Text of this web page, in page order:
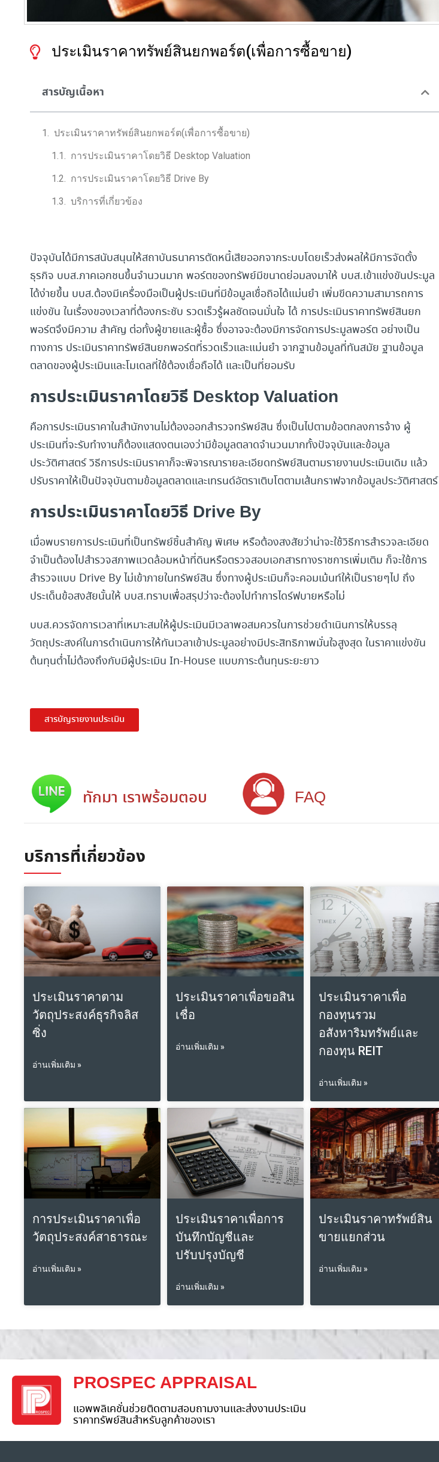
ประเมินราคาทรัพย์สินยกพอร์ต(เพื่อการซื้อขาย)
สารบัญเนื้อหา
ประเมินราคาทรัพย์สินยกพอร์ต(เพื่อการซื้อขาย)
การประเมินราคาโดยวิธี Desktop Valuation
การประเมินราคาโดยวิธี Drive By
บริการที่เกี่ยวข้อง
ปัจจุบันได้มีการสนับสนุนให้สถาบันธนาคารตัดหนี้เสียออกจากระบบโดยเร็วส่งผลให้มีการจัดตั้ง
ธุรกิจ บบส.ภาคเอกชนขึ้นจำนวนมาก พอร์ตของทรัพย์มีขนาดย่อมลงมาให้ บบส.เข้าแข่งขันประมูล
ได้ง่ายขึ้น บบส.ต้องมีเครื่องมือเป็นผู้ประเมินที่มีข้อมูลเชื่อถิอได้แม่นยำ เพิ่มขีดความสามารถการ
แข่งขัน ในเรื่องของเวลาที่ต้องกระชับ รวดเร็วรู้ผลชัดเจนมั่นใจ ได้ การประเมินราคาทรัพย์สินยก
พอร์ตจึงมีความ สำคัญ ต่อทั้งผู้ขายและผู้ซื้อ ซึ่งอาจจะต้องมีการจัดการประมูลพอร์ต อย่างเป็น
ทางการ ประเมินราคาทรัพย์สินยกพอร์ตที่รวดเร็วและแม่นยำ จากฐานข้อมูลที่ทันสมัย ฐานข้อมูล
ตลาดของผู้ประเมินและโมเดลที่ใช้ต้องเชื่อถือได้ และเป็นที่ยอมรับ
การประเมินราคาโดยวิธี Desktop Valuation
คือการประเมินราคาในสำนักงานไม่ต้องออกสำรวจทรัพย์สิน ซึ่งเป็นไปตามข้อตกลงการจ้าง ผู้
ประเมินที่จะรับทำงานก็ต้องแสดงตนเองว่ามีข้อมูลตลาดจำนวนมากทั้งปัจจุบันและข้อมูล
ประวัติศาสตร์ วิธีการประเมินราคาก็จะพิจารณารายละเอียดทรัพย์สินตามรายงานประเมินเดิม แล้ว
ปรับราคาให้เป็นปัจจุบันตามข้อมูลตลาดและเทรนด์อัตราเติบโตตามเส้นกราฟจากข้อมูลประวัติศาสตร์
การประเมินราคาโดยวิธี Drive By
เมื่อพบรายการประเมินที่เป็นทรัพย์ชิ้นสำคัญ พิเศษ หรือต้องสงสัยว่าน่าจะใช้วิธีการสำรวจละเอียด
จำเป็นต้องไปสำรวจสภาพแวดล้อมหน้าที่ดินหรือตรวจสอบเอกสารทางราชการเพิ่มเติม ก็จะใช้การ
สำรวจแบบ Drive By ไม่เข้าภายในทรัพย์สิน ซึ่งทางผู้ประเมินก็จะคอมเม้นท์ให้เป็นรายๆไป ถึง
ประเด็นข้อสงสัยนั้นให้ บบส.ทราบเพื่อสรุปว่าจะต้องไปทำการไดร์ฟบายหรือไม่
บบส.ควรจัดการเวลาที่เหมาะสมให้ผู้ประเมินมีเวลาพอสมควรในการช่วยดำเนินการให้บรรลุ
วัตถุประสงค์ในการดำเนินการให้ทันเวลาเข้าประมูลอย่างมีประสิทธิภาพมั่นใจสูงสุด ในราคาแข่งขัน
ต้นทุนต่ำไม่ต้องถึงกับมีผู้ประเมิน In-House แบบภาระต้นทุนระยะยาว
สารบัญรายงานประเมิน
ทักมา เราพร้อมตอบ FAQ
บริการที่เกี่ยวข้อง
ประเมินราคาตาม
วัตถุประสงค์ธุรกิจลิส
ซิ่ง
อ่านเพิ่มเติม »
ประเมินราคาเพื่อขอสิน
เชื่อ
อ่านเพิ่มเติม »
ประเมินราคาเพื่อ
กองทุนรวม
อสังหาริมทรัพย์และ
กองทุน REIT
อ่านเพิ่มเติม »
การประเมินราคาเพื่อ
วัตถุประสงค์สาธารณะ
อ่านเพิ่มเติม »
ประเมินราคาเพื่อการ
บันทึกบัญชีและ
ปรับปรุงบัญชี
อ่านเพิ่มเติม »
ประเมินราคาทรัพย์สิน
ขายแยกส่วน
อ่านเพิ่มเติม »
PROSPEC APPRAISAL
แอพพลิเคชั่นช่วยติดตามสอบถามงานและส่งงานประเมิน
ราคาทรัพย์สินสำหรับลูกค้าของเรา